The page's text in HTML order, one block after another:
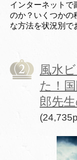
インターネットで
のか？いくつかの
な方法を状況別で
風水
た！
郎先